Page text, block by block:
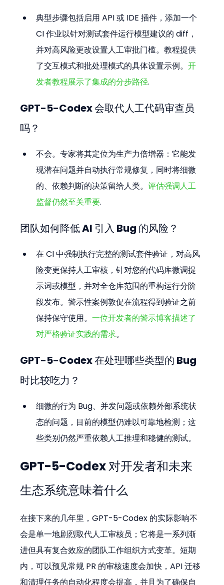
典型步骤包括启用 API 或 IDE 插件，添加一个
CI 作业以针对测试套件运行模型建议的 diff，
并对高风险更改设置人工审批门槛。教程提供
了交互模式和批处理模式的具体设置示例。开
发者教程展示了集成的分步路径.
GPT-5-Codex 会取代人工代码审查员
吗？
不会。专家将其定位为生产力倍增器：它能发
现潜在问题并自动执行常规修复，同时将细微
的、依赖判断的决策留给人类。评估强调人工
监督仍然至关重要.
团队如何降低 AI 引入 Bug 的风险？
在 CI 中强制执行完整的测试套件验证，对高风
险变更保持人工审核，针对您的代码库微调提
示词或模型，并对全仓库范围的重构运行分阶
段发布。警示性案例敦促在流程得到验证之前
保持保守使用。一位开发者的警示博客描述了
对严格验证实践的需求。
GPT-5-Codex 在处理哪些类型的 Bug
时比较吃力？
细微的行为 Bug、并发问题或依赖外部系统状
态的问题，目前的模型仍难以可靠地检测；这
些类别仍然严重依赖人工推理和稳健的测试。
GPT-5-Codex 对开发者和未来
生态系统意味着什么
在接下来的几年里，GPT-5-Codex 的实际影响不
会是单一地剧烈取代人工审核员；它将是一系列渐
进但具有复合效应的团队工作组织方式变革。短期
内，可以预见常规 PR 的审核速度会加快，API 迁移
和清理任务的自动化程度会提高，并且为了确保自